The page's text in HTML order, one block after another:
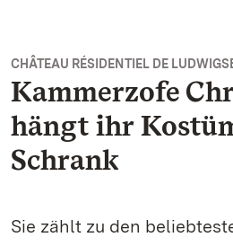
CHÂTEAU RÉSIDENTIEL DE
Kammerzofe
hängt ihr
Schrank
Sie zählt zu den